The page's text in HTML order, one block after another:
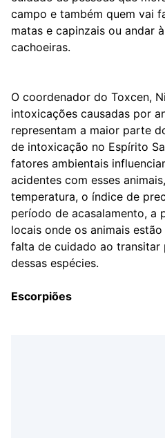
campo e também quem vai
matas e capinzais ou andar
cachoeiras.
O coordenador do Toxcen,
intoxicações causadas por
representam a maior parte
de intoxicação no Espírito
fatores ambientais
acidentes com esses
temperatura, o índice de
período de acasalamento, a
locais onde os animais
falta de cuidado ao transitar
dessas espécies.
Escorpiões